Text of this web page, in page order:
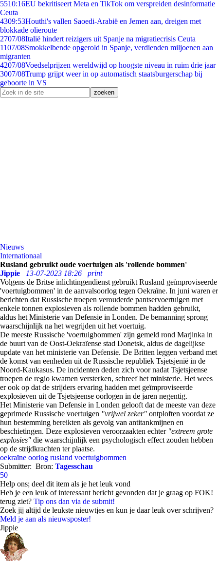
5510:16EU bekritiseert Meta en TikTok om verspreiden desinformatie
Ceuta
4309:53Houthi's vallen Saoedi-Arabië en Jemen aan, dreigen met
blokkade olieroute
2707/08Italië hindert reizigers uit Spanje na migratiecrisis Ceuta
1107/08Smokkelbende opgerold in Spanje, verdienden miljoenen aan
migranten
4207/08Voedselprijzen wereldwijd op hoogste niveau in ruim drie jaar
3007/08Trump grijpt weer in op automatisch staatsburgerschap bij
geboorte in VS
Nieuws
Internationaal
Rusland gebruikt oude voertuigen als 'rollende bommen'
Jippie
13-07-2023 18:26
print
Volgens de Britse inlichtingendienst gebruikt Rusland geïmproviseerde
'voertuigbommen' in de aanvalsoorlog tegen Oekraïne. In juni waren er
berichten dat Russische troepen verouderde pantservoertuigen met
enkele tonnen explosieven als rollende bommen hadden gebruikt,
aldus het Ministerie van Defensie in Londen. De bemanning sprong
waarschijnlijk na het wegrijden uit het voertuig.
De meeste Russische 'voertuigbommen' zijn gemeld rond Marjinka in
de buurt van de Oost-Oekraïense stad Donetsk, aldus de dagelijkse
update van het ministerie van Defensie. De Britten leggen verband met
de komst van eenheden uit de Russische republiek Tsjetsjenië in de
Noord-Kaukasus. De incidenten deden zich voor nadat Tsjetsjeense
troepen de regio kwamen versterken, schreef het ministerie. Het wees
er ook op dat de strijders ervaring hadden met geïmproviseerde
explosieven uit de Tsjetsjeense oorlogen in de jaren negentig.
Het Ministerie van Defensie in Londen gelooft dat de meeste van deze
geprimede Russische voertuigen "vrijwel zeker" ontploften voordat ze
hun bestemming bereikten als gevolg van antitankmijnen en
beschietingen. Deze explosieven veroorzaakten echter "extreem grote
explosies" die waarschijnlijk een psychologisch effect zouden hebben
op de strijdkrachten ter plaatse.
oekraïne oorlog rusland voertuigbommen
Submitter: Bron: Tagesschau
50
Help ons; deel dit item als je het leuk vond
Heb je een leuk of interessant bericht gevonden dat je graag op FOK!
terug ziet? Tip ons dan via de submit!
Zoek jij altijd de leukste nieuwtjes en kun je daar leuk over schrijven?
Meld je aan als nieuwsposter!
Jippie